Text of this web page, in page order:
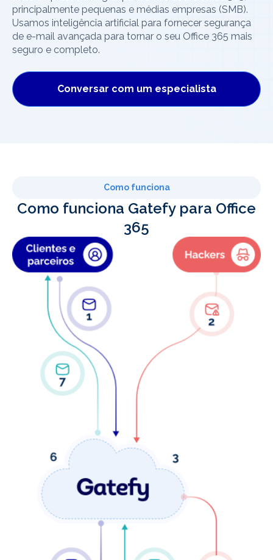
principalmente pequenas e médias empresas (SMB).
Usamos inteligência artificial para fornecer segurança
de e-mail avançada para tornar o seu Office 365 mais
seguro e completo.
Conversar com um especialista
Como funciona
Como funciona Gatefy para Office
365